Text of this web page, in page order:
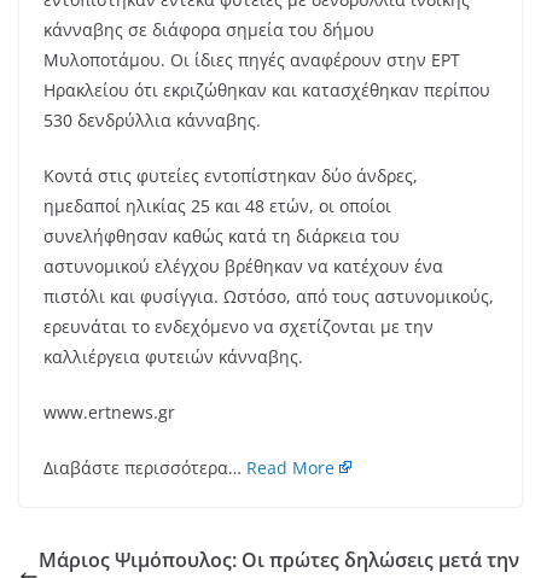
κάνναβης σε διάφορα σημεία του δήμου
Μυλοποτάμου. Οι ίδιες πηγές αναφέρουν στην ΕΡΤ
Ηρακλείου ότι εκριζώθηκαν και κατασχέθηκαν περίπου
530 δενδρύλλια κάνναβης.
Κοντά στις φυτείες εντοπίστηκαν δύο άνδρες,
ημεδαποί ηλικίας 25 και 48 ετών, οι οποίοι
συνελήφθησαν καθώς κατά τη διάρκεια του
αστυνομικού ελέγχου βρέθηκαν να κατέχουν ένα
πιστόλι και φυσίγγια. Ωστόσο, από τους αστυνομικούς,
ερευνάται το ενδεχόμενο να σχετίζονται με την
καλλιέργεια φυτειών κάνναβης.
www.ertnews.gr
Διαβάστε περισσότερα… Read More
Μάριος Ψιμόπουλος: Οι πρώτες δηλώσεις μετά την